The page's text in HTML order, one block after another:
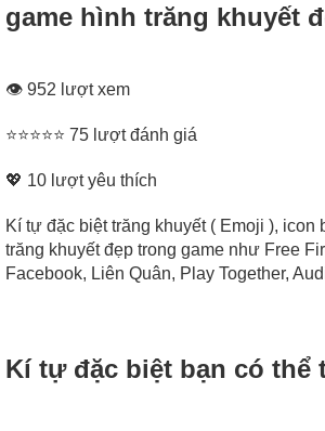
game hình trăng khuyết
👁 952 lượt xem
⭐⭐⭐⭐⭐ 75 lượt đánh giá
💖 10 lượt yêu thích
Kí tự đặc biệt trăng khuyết ( Emoji ), icon
trăng khuyết đẹp trong game như Free
Facebook, Liên Quân, Play Together,
Kí tự đặc biệt bạn có thể